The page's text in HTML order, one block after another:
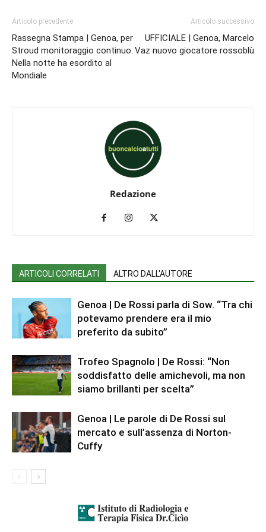
Articolo precedente
Rassegna Stampa | Genoa, per
Stroud monitoraggio continuo.
Nella notte ha esordito al
Mondiale
Articolo successivo
UFFICIALE | Genoa, Marcelo
Vaz nuovo giocatore rossoblù
Redazione
ARTICOLI CORRELATI ALTRO DALL'AUTORE
Genoa | De Rossi parla di Sow. “Tra chi
potevamo prendere era il mio
preferito da subito”
Trofeo Spagnolo | De Rossi: “Non
soddisfatto delle amichevoli, ma non
siamo brillanti per scelta”
Genoa | Le parole di De Rossi sul
mercato e sull’assenza di Norton-
Cuffy